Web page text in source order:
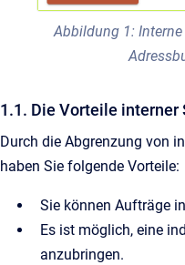
Abbildung 1:
1.1. Die Vorteile interner
Durch die Abgrenzung von
haben Sie folgende Vorteile:
Sie können Aufträge in
Es ist möglich, eine
anzubringen.